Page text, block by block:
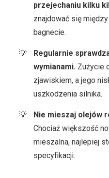
przejechaniu kilku
znajdować się
bagnecie.
Regularnie
wymianami. Zużycie
zjawiskiem, a jego
uszkodzenia silnika.
Nie mieszaj olejów
Chociaż większość
mieszalna, najlepiej
specyfikacji.